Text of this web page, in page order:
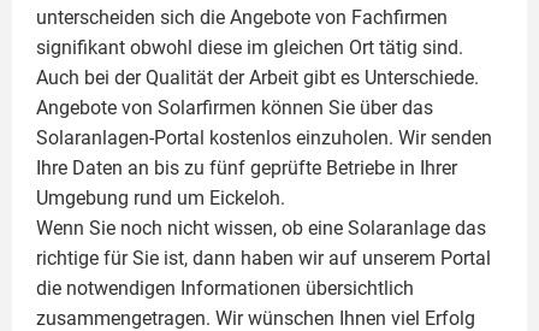
unterscheiden sich die Angebote von Fachfirmen
signifikant obwohl diese im gleichen Ort tätig sind.
Auch bei der Qualität der Arbeit gibt es Unterschiede.
Angebote von Solarfirmen können Sie über das
Solaranlagen-Portal kostenlos einzuholen. Wir senden
Ihre Daten an bis zu fünf geprüfte Betriebe in Ihrer
Umgebung rund um Eickeloh.
Wenn Sie noch nicht wissen, ob eine Solaranlage das
richtige für Sie ist, dann haben wir auf unserem Portal
die notwendigen Informationen übersichtlich
zusammengetragen. Wir wünschen Ihnen viel Erfolg